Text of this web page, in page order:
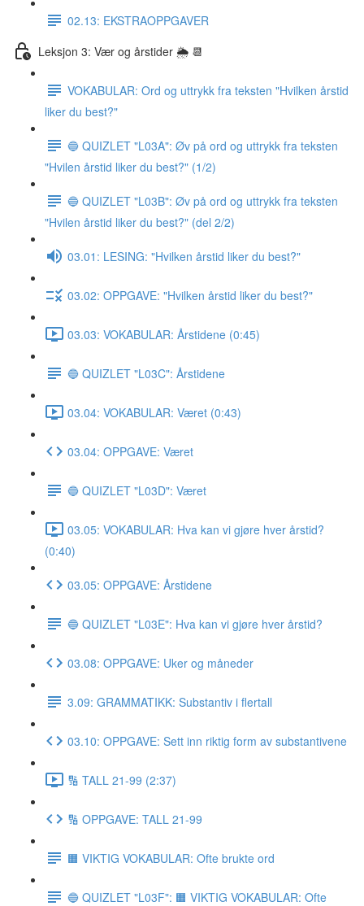
02.13: EKSTRAOPPGAVER
Leksjon 3: Vær og årstider 🌦 📆
VOKABULAR: Ord og uttrykk fra teksten "Hvilken årstid
liker du best?"
🔵 QUIZLET "L03A": Øv på ord og uttrykk fra teksten
"Hvilen årstid liker du best?" (1/2)
🔵 QUIZLET "L03B": Øv på ord og uttrykk fra teksten
"Hvilen årstid liker du best?" (del 2/2)
03.01: LESING: "Hvilken årstid liker du best?"
03.02: OPPGAVE: "Hvilken årstid liker du best?"
03.03: VOKABULAR: Årstidene (0:45)
🔵 QUIZLET "L03C": Årstidene
03.04: VOKABULAR: Været (0:43)
03.04: OPPGAVE: Været
🔵 QUIZLET "L03D": Været
03.05: VOKABULAR: Hva kan vi gjøre hver årstid?
(0:40)
03.05: OPPGAVE: Årstidene
🔵 QUIZLET "L03E": Hva kan vi gjøre hver årstid?
03.08: OPPGAVE: Uker og måneder
3.09: GRAMMATIKK: Substantiv i flertall
03.10: OPPGAVE: Sett inn riktig form av substantivene
🔢 TALL 21-99 (2:37)
🔢 OPPGAVE: TALL 21-99
🟧 VIKTIG VOKABULAR: Ofte brukte ord
🔵 QUIZLET "L03F": 🟧 VIKTIG VOKABULAR: Ofte